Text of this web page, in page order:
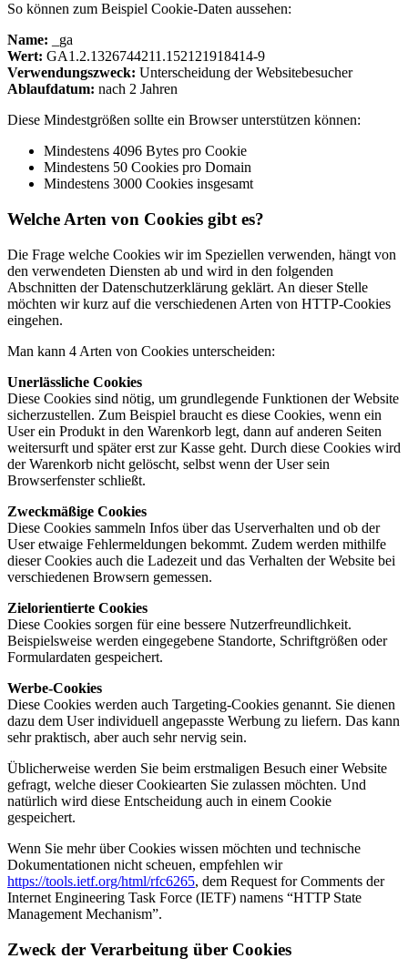
So können zum Beispiel Cookie-Daten aussehen:
Name: _ga
Wert: GA1.2.1326744211.152121918414-9
Verwendungszweck: Unterscheidung der Websitebesucher
Ablaufdatum: nach 2 Jahren
Diese Mindestgrößen sollte ein Browser unterstützen können:
Mindestens 4096 Bytes pro Cookie
Mindestens 50 Cookies pro Domain
Mindestens 3000 Cookies insgesamt
Welche Arten von Cookies gibt es?
Die Frage welche Cookies wir im Speziellen verwenden, hängt von
den verwendeten Diensten ab und wird in den folgenden
Abschnitten der Datenschutzerklärung geklärt. An dieser Stelle
möchten wir kurz auf die verschiedenen Arten von HTTP-Cookies
eingehen.
Man kann 4 Arten von Cookies unterscheiden:
Unerlässliche Cookies
Diese Cookies sind nötig, um grundlegende Funktionen der Website
sicherzustellen. Zum Beispiel braucht es diese Cookies, wenn ein
User ein Produkt in den Warenkorb legt, dann auf anderen Seiten
weitersurft und später erst zur Kasse geht. Durch diese Cookies wird
der Warenkorb nicht gelöscht, selbst wenn der User sein
Browserfenster schließt.
Zweckmäßige Cookies
Diese Cookies sammeln Infos über das Userverhalten und ob der
User etwaige Fehlermeldungen bekommt. Zudem werden mithilfe
dieser Cookies auch die Ladezeit und das Verhalten der Website bei
verschiedenen Browsern gemessen.
Zielorientierte Cookies
Diese Cookies sorgen für eine bessere Nutzerfreundlichkeit.
Beispielsweise werden eingegebene Standorte, Schriftgrößen oder
Formulardaten gespeichert.
Werbe-Cookies
Diese Cookies werden auch Targeting-Cookies genannt. Sie dienen
dazu dem User individuell angepasste Werbung zu liefern. Das kann
sehr praktisch, aber auch sehr nervig sein.
Üblicherweise werden Sie beim erstmaligen Besuch einer Website
gefragt, welche dieser Cookiearten Sie zulassen möchten. Und
natürlich wird diese Entscheidung auch in einem Cookie
gespeichert.
Wenn Sie mehr über Cookies wissen möchten und technische
Dokumentationen nicht scheuen, empfehlen wir
https://tools.ietf.org/html/rfc6265, dem Request for Comments der
Internet Engineering Task Force (IETF) namens “HTTP State
Management Mechanism”.
Zweck der Verarbeitung über Cookies